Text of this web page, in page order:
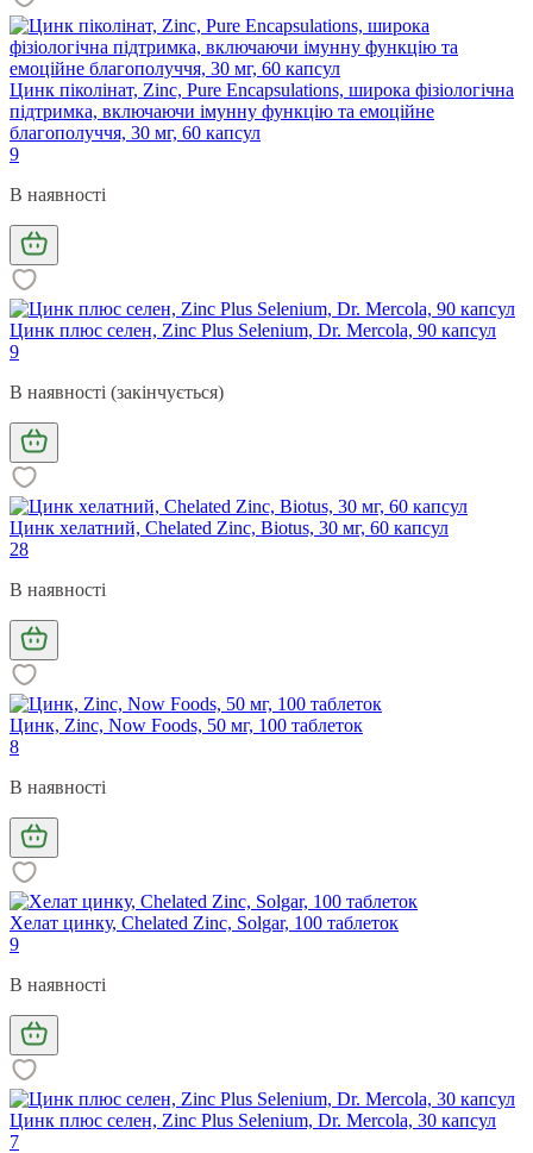
Цинк піколінат, Zinc, Pure Encapsulations, широка фізіологічна
підтримка, включаючи імунну функцію та емоційне
благополуччя, 30 мг, 60 капсул
9
В наявності
Цинк плюс селен, Zinc Plus Selenium, Dr. Mercola, 90 капсул
9
В наявності (закінчується)
Цинк хелатний, Chelated Zinc, Biotus, 30 мг, 60 капсул
28
В наявності
Цинк, Zinc, Now Foods, 50 мг, 100 таблеток
8
В наявності
Хелат цинку, Chelated Zinc, Solgar, 100 таблеток
9
В наявності
Цинк плюс селен, Zinc Plus Selenium, Dr. Mercola, 30 капсул
7